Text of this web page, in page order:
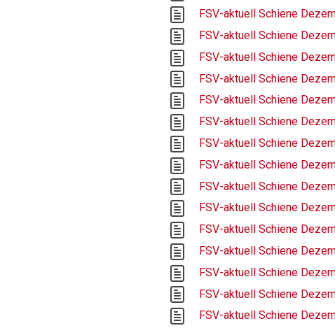
FSV-aktuell Schiene
FSV-aktuell Schiene
FSV-aktuell Schiene
FSV-aktuell Schiene
FSV-aktuell Schiene
FSV-aktuell Schiene
FSV-aktuell Schiene
FSV-aktuell Schiene
FSV-aktuell Schiene
FSV-aktuell Schiene
FSV-aktuell Schiene
FSV-aktuell Schiene
FSV-aktuell Schiene
FSV-aktuell Schiene
FSV-aktuell Schiene